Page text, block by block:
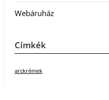
Webáruház
Címkék
arckrémek